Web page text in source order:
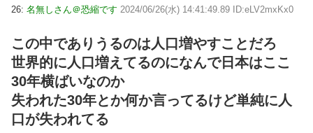
26: 名無しさん＠恐縮です 2024/06/26(水) 14:41:49.89 ID:eLV2mxKx0
この中でありうるのは人口増やすことだろ
世界的に人口増えてるのになんで日本はここ
30年横ばいなのか
失われた30年とか何か言ってるけど単純に人
口が失われてる